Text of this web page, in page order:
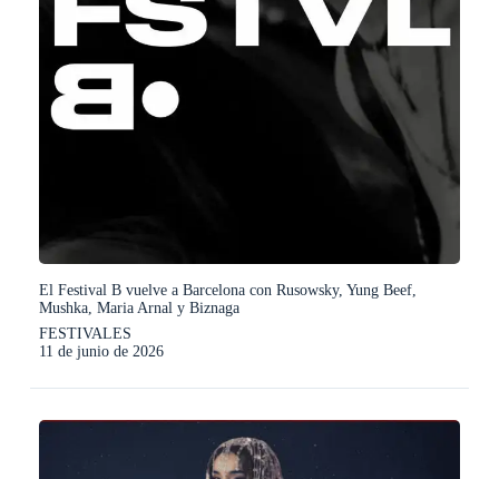
El Festival B vuelve a Barcelona con Rusowsky, Yung Beef,
Mushka, Maria Arnal y Biznaga
FESTIVALES
11 de junio de 2026